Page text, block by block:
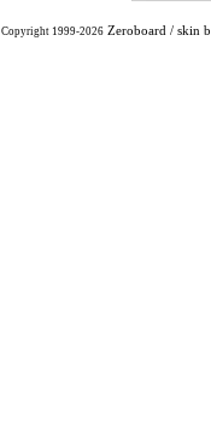
Copyright 1999-2026 Zeroboard / skin